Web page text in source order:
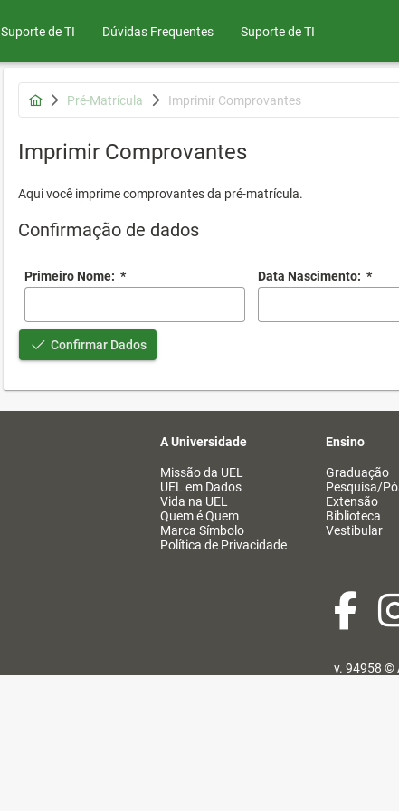
Suporte de TI Dúvidas Frequentes Suporte de TI
Pré-Matrícula Imprimir Comprovantes
Imprimir Comprovantes
Aqui você imprime comprovantes da pré-matrícula.
Confirmação de dados
Primeiro Nome: * Data Nascimento: *
Confirmar Dados
A Universidade
Missão da UEL
UEL em Dados
Vida na UEL
Quem é Quem
Marca Símbolo
Política de Privacidade
Ensino
Graduação
Pesquisa/
Extensão
Biblioteca
Vestibular
v. 94958 ©